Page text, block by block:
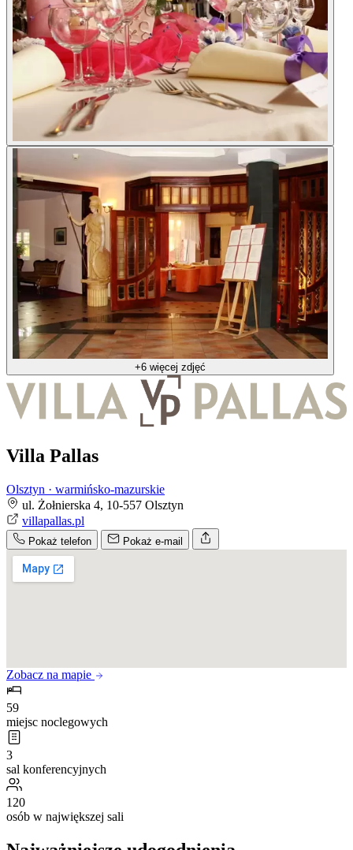
+6 więcej zdjęć
Villa Pallas
Olsztyn · warmińsko-mazurskie
ul. Żołnierska 4, 10-557 Olsztyn
villapallas.pl
Pokaż telefon Pokaż e-mail
Zobacz na mapie
59
miejsc noclegowych
3
sal konferencyjnych
120
osób w największej sali